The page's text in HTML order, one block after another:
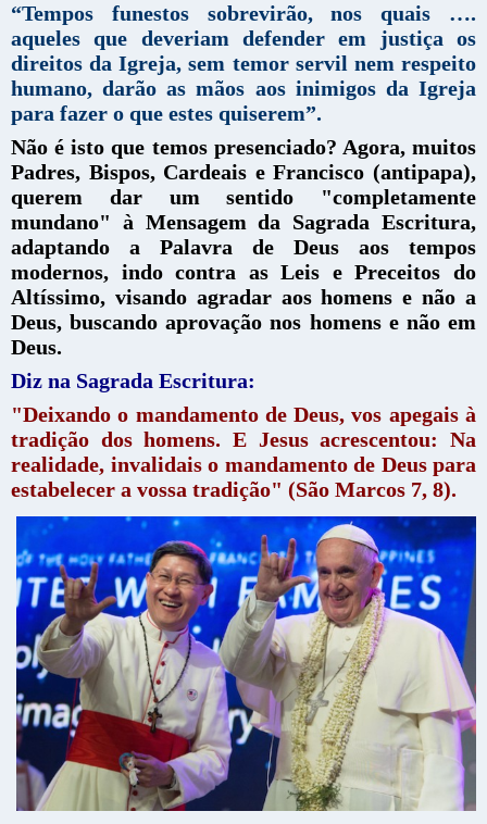
“Tempos funestos sobrevirão, nos quais ….
aqueles que deveriam defender em justiça os
direitos da Igreja, sem temor servil nem respeito
humano, darão as mãos aos inimigos da Igreja
para fazer o que estes quiserem”.
Não é isto que temos presenciado? Agora, muitos
Padres, Bispos, Cardeais e Francisco (antipapa),
querem dar um sentido "completamente
mundano" à Mensagem da Sagrada Escritura,
adaptando a Palavra de Deus aos tempos
modernos, indo contra as Leis e Preceitos do
Altíssimo, visando agradar aos homens e não a
Deus, buscando aprovação nos homens e não em
Deus.
Diz na Sagrada Escritura:
"Deixando o mandamento de Deus, vos apegais à
tradição dos homens. E Jesus acrescentou: Na
realidade, invalidais o mandamento de Deus para
estabelecer a vossa tradição" (São Marcos 7, 8).